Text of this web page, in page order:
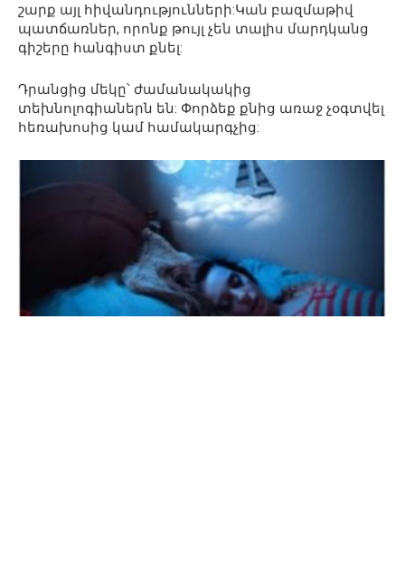
շարք այլ հիվանդությունների:Կան բազմաթիվ
պատճառներ, որոնք թույլ չեն տալիս մարդկանց
գիշերը հանգիստ քնել:
Դրանցից մեկը՝ ժամանակակից
տեխնոլոգիաներն են: Փորձեք քնից առաջ չօգտվել
հեռախոսից կամ համակարգչից: